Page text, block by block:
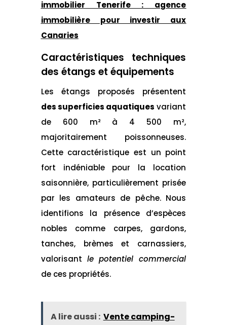
immobilier Tenerife : agence
immobilière pour investir aux
Canaries
Caractéristiques techniques
des étangs et équipements
Les étangs proposés présentent
des superficies aquatiques variant
de 600 m² à 4 500 m²,
majoritairement poissonneuses.
Cette caractéristique est un point
fort indéniable pour la location
saisonnière, particulièrement prisée
par les amateurs de pêche. Nous
identifions la présence d’espèces
nobles comme carpes, gardons,
tanches, brèmes et carnassiers,
valorisant le potentiel commercial
de ces propriétés.
A lire aussi : Vente camping-